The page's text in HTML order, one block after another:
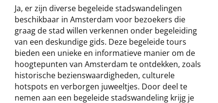
Ja, er zijn diverse begeleide stadswandelingen
beschikbaar in Amsterdam voor bezoekers die
graag de stad willen verkennen onder begeleiding
van een deskundige gids. Deze begeleide tours
bieden een unieke en informatieve manier om de
hoogtepunten van Amsterdam te ontdekken, zoals
historische bezienswaardigheden, culturele
hotspots en verborgen juweeltjes. Door deel te
nemen aan een begeleide stadswandeling krijg je